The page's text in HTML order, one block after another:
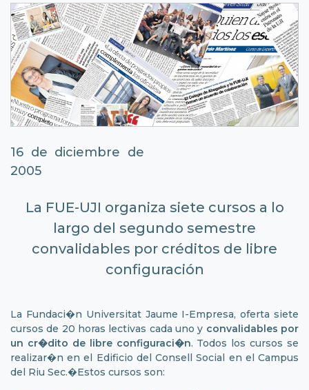
16 de diciembre de
2005
La FUE-UJI organiza siete cursos a lo
largo del segundo semestre
convalidables por créditos de libre
configuración
La Fundaci�n Universitat Jaume I-Empresa, oferta siete
cursos de 20 horas lectivas cada uno y convalidables por
un cr�dito de libre configuraci�n. Todos los cursos se
realizar�n en el Edificio del Consell Social en el Campus
del Riu Sec.�Estos cursos son: